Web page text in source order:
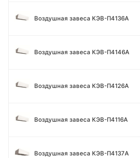
Воздушная завеса КЭВ-П4136A
Воздушная завеса КЭВ-П4146A
Воздушная завеса КЭВ-П4126A
Воздушная завеса КЭВ-П4116A
Воздушная завеса КЭВ-П4137A